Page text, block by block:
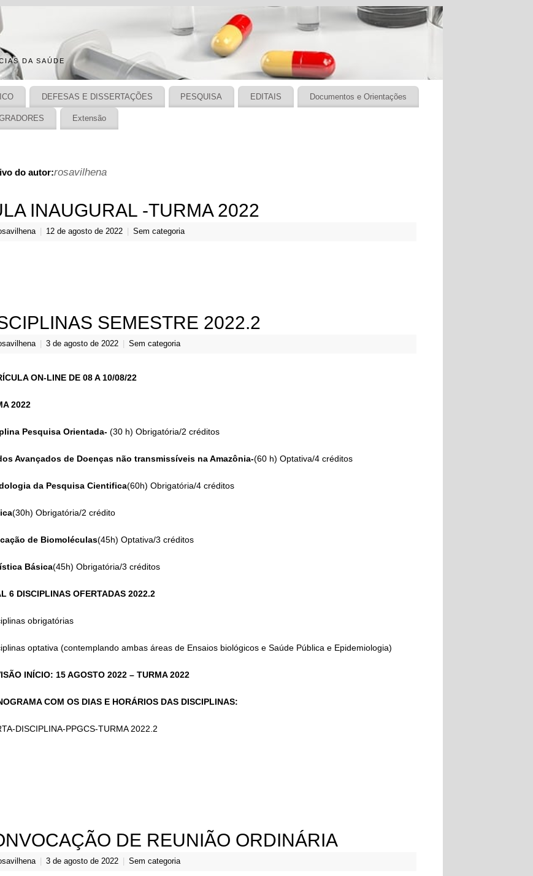
DA SAÚDE
DEFESAS E DISSERTAÇÕES PESQUISA EDITAIS Documentos e Orientações
Extensão
do autor:rosavilhena
INAUGURAL -TURMA 2022
12 de agosto de 2022 Sem categoria
SEMESTRE 2022.2
3 de agosto de 2022 Sem categoria
ON-LINE DE 08 A 10/08/22
2022
Pesquisa Orientada- (30 h) Obrigatória/2 créditos
Avançados de Doenças não transmissíveis na Amazônia-(60 h) Optativa/4 créditos
da Pesquisa Cientifica(60h) Obrigatória/4 créditos
(30h) Obrigatória/2 crédito
de Biomoléculas(45h) Optativa/3 créditos
Básica(45h) Obrigatória/3 créditos
6 DISCIPLINAS OFERTADAS 2022.2
obrigatórias
optativa (contemplando ambas áreas de Ensaios biológicos e Saúde Pública e Epidemiologia)
INÍCIO: 15 AGOSTO 2022 – TURMA 2022
COM OS DIAS E HORÁRIOS DAS DISCIPLINAS:
DISCIPLINA-PPGCS-TURMA 2022.2
DE REUNIÃO ORDINÁRIA
3 de agosto de 2022 Sem categoria